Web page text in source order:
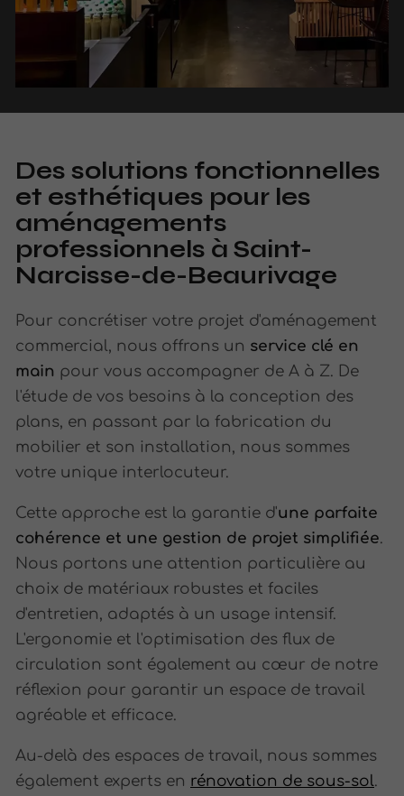
Des solutions fonctionnelles
et esthétiques pour les
aménagements
professionnels à Saint-
Narcisse-de-Beaurivage
Pour concrétiser votre projet d'aménagement
commercial, nous offrons un service clé en
main pour vous accompagner de A à Z. De
l'étude de vos besoins à la conception des
plans, en passant par la fabrication du
mobilier et son installation, nous sommes
votre unique interlocuteur.
Cette approche est la garantie d'une parfaite
cohérence et une gestion de projet simplifiée.
Nous portons une attention particulière au
choix de matériaux robustes et faciles
d'entretien, adaptés à un usage intensif.
L'ergonomie et l'optimisation des flux de
circulation sont également au cœur de notre
réflexion pour garantir un espace de travail
agréable et efficace.
Au-delà des espaces de travail, nous sommes
également experts en rénovation de sous-sol.